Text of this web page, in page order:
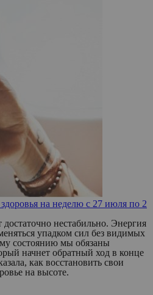
на неделю с 27 июля по 2
нестабильно. Энергия
упадком сил без видимых
состоянию мы обязаны
начнет обратный ход в конце
как восстановить свои
на высоте.